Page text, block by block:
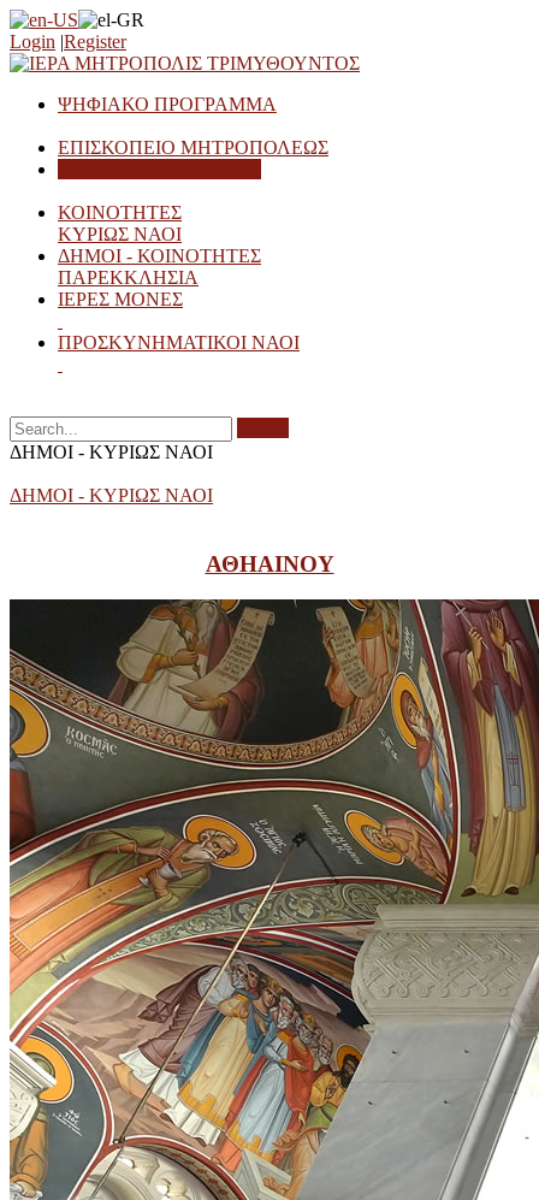
Login |Register
ΨΗΦΙΑΚΟ ΠΡΟΓΡΑΜΜΑ
ΕΠΙΣΚΟΠΕΙΟ ΜΗΤΡΟΠΟΛΕΩΣ
ΚΟΙΝΟΤΗΤΕΣ
ΚΥΡΙΩΣ ΝΑΟΙ
ΔΗΜΟΙ - ΚΟΙΝΟΤΗΤΕΣ
ΠΑΡΕΚΚΛΗΣΙΑ
ΙΕΡΕΣ ΜΟΝΕΣ
ΠΡΟΣΚΥΝΗΜΑΤΙΚΟΙ ΝΑΟΙ
ΔΗΜΟΙ - ΚΥΡΙΩΣ ΝΑΟΙ
ΔΗΜΟΙ - ΚΥΡΙΩΣ ΝΑΟΙ
ΑΘΗΑΙΝΟΥ